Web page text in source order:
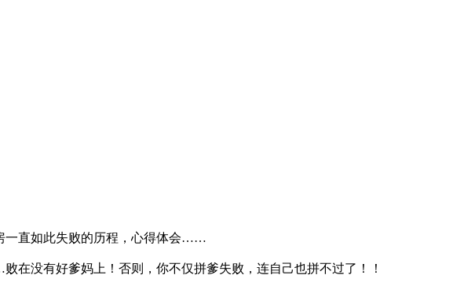
一直如此失败的历程，心得体会……
在没有好爹妈上！否则，你不仅拼爹失败，连自己也拼不过了！！